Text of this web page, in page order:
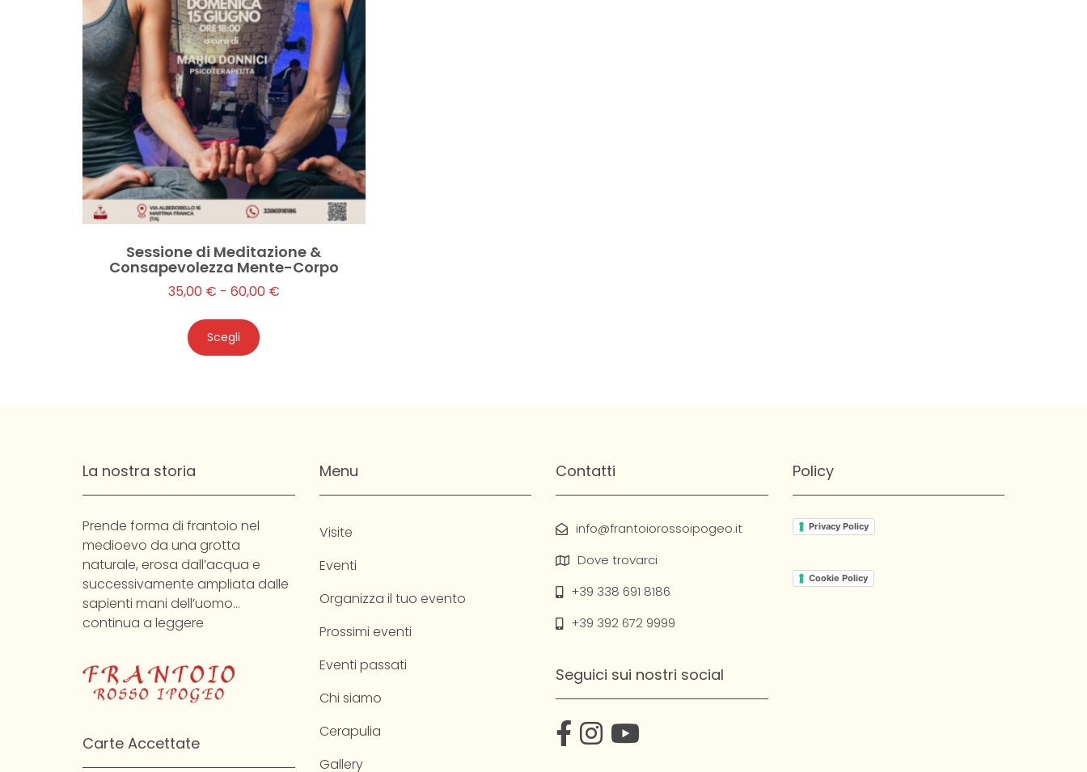
Sessione di Meditazione &
Consapevolezza Mente-Corpo
35,00 € - 60,00 €
Scegli
La nostra storia
Prende forma di frantoio nel
medioevo da una grotta
naturale, erosa dall’acqua e
successivamente ampliata dalle
sapienti mani dell’uomo…
continua a leggere
Carte Accettate
Menu
Visite
Eventi
Organizza il tuo evento
Prossimi eventi
Eventi passati
Chi siamo
Cerapulia
Gallery
Contatti
info@frantoiorossoipogeo.it
Dove trovarci
+39 338 691 8186
+39 392 672 9999
Seguici sui nostri social
Policy
Privacy Policy
Cookie Policy